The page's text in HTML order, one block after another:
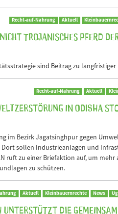
Recht-auf-Nahrung Aktuell
nicht trojanisches Pferd
sind Beitrag zu
Recht-auf-Nahrung Aktuell
in Odisha
im Bezirk Jagatsinghpur gegen
Dort sollen Industrieanlagen und
ruft zu einer Briefaktion auf, um
zu schützen.
Aktuell Kleinbauernrechte News
unterstützt die